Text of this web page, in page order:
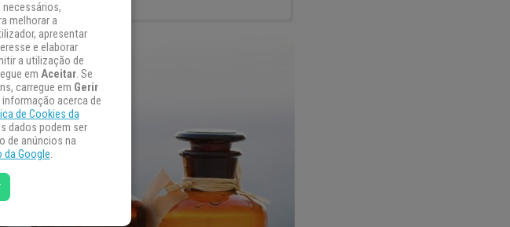
necessários,
melhorar a
apresentar
e elaborar
a utilização de
em Aceitar. Se
carregue em Gerir
acerca de
de Cookies da
dados podem ser
de anúncios na
da Google.